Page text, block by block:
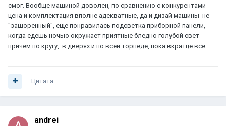
смог. Вообще машиной доволен, по сравнению с конкурентами
цена и комплектация вполне адекватные, да и дизай машины не
"зашоренный", еще понравилась подсветка приборной панели,
когда едешь ночью окружает приятные бледно голубой свет
причем по кругу, в дверях и по всей торпеде, пока вкратце все.
Цитата
andrei